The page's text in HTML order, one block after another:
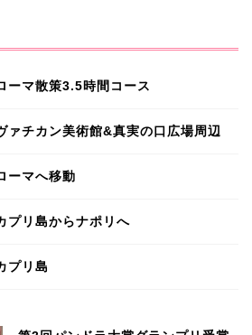
ーマ散策3.5時間コース
チカン美術館&真実の口広場周辺
ーマへ移動
プリ島からナポリへ
プリ島